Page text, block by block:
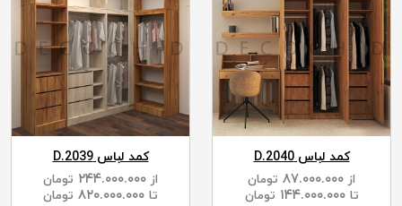
کمد لباس D.2040
از
تومان
تا ۱۴۴.۰۰۰.۰۰۰ تومان
کمد لباس D.2039
از
تومان
تا
تومان